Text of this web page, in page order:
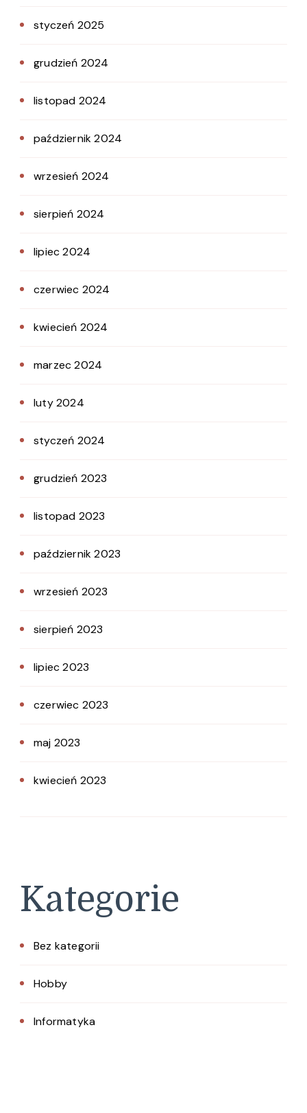
styczeń 2025
grudzień 2024
listopad 2024
październik 2024
wrzesień 2024
sierpień 2024
lipiec 2024
czerwiec 2024
kwiecień 2024
marzec 2024
luty 2024
styczeń 2024
grudzień 2023
listopad 2023
październik 2023
wrzesień 2023
sierpień 2023
lipiec 2023
czerwiec 2023
maj 2023
kwiecień 2023
Kategorie
Bez kategorii
Hobby
Informatyka